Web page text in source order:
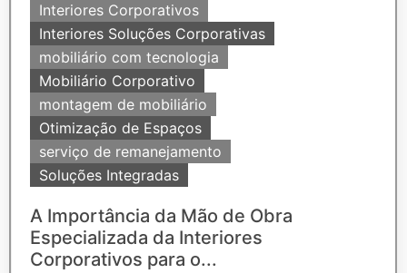
Interiores Corporativos
Interiores Soluções Corporativas
mobiliário com tecnologia
Mobiliário Corporativo
montagem de mobiliário
Otimização de Espaços
serviço de remanejamento
Soluções Integradas
A Importância da Mão de Obra
Especializada da Interiores
Corporativos para o...